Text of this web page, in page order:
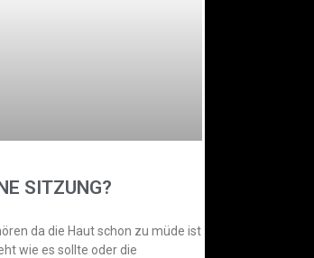
SITZUNG?
da die Haut schon zu müde ist
wie es sollte oder die